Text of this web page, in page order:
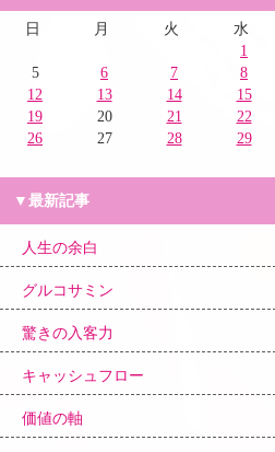
日 月 火 水
1
5
6 7 8
12
13 14 15
19
20 21 22
26
27 28 29
▼最新記事
人生の余白
グルコサミン
驚きの入客力
キャッシュフロー
価値の軸